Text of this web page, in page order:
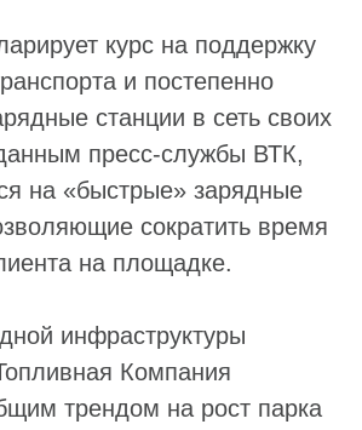
курс на поддержку
и постепенно
станции в сеть своих
пресс-службы ВТК,
на «быстрые» зарядные
сократить время
на площадке.
инфраструктуры
Компания
трендом на рост парка